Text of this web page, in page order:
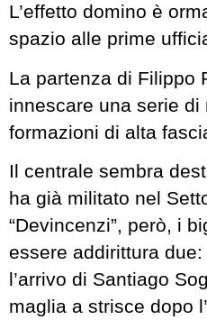
L’effetto domino è
spazio alle prime
La partenza di Filippo
innescare una serie
formazioni di alta
Il centrale sembra
ha già militato nel
“Devincenzi”, però, i
essere addirittura
l’arrivo di Santiago
maglia a strisce dopo